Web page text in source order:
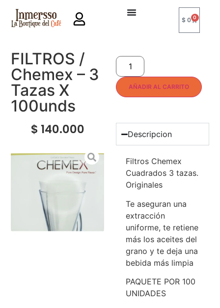
$0 0
FILTROS /
Chemex – 3
Tazas X
100unds
$ 140.000
AÑADIR AL CARRITO
Descripcion
Filtros Chemex
Cuadrados 3 tazas.
Originales
Te aseguran una
extracción
uniforme, te retiene
más los aceites del
grano y te deja una
bebida más limpia
PAQUETE POR 100
UNIDADES